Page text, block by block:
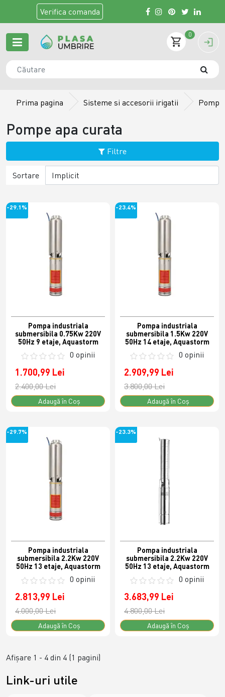
Verifica comanda
0
Prima pagina Sisteme si accesorii irigatii
Pompe apa curata
Filtre
Sortare
-29.1%
Pompa industriala
submersibila 0.75Kw 220V
50Hz 9 etaje, Aquastorm
0 opinii
1.700,99 Lei
2.400,00 Lei
Adaugă în Coş
-23.4%
Pompa industriala
submersibila 1.5Kw 220V
50Hz 14 etaje, Aquastorm
0 opinii
2.909,99 Lei
3.800,00 Lei
Adaugă în Coş
-29.7%
Pompa industriala
submersibila 2.2Kw 220V
50Hz 13 etaje, Aquastorm
0 opinii
2.813,99 Lei
4.000,00 Lei
Adaugă în Coş
-23.3%
Pompa industriala
submersibila 2.2Kw 220V
50Hz 13 etaje, Aquastorm
0 opinii
3.683,99 Lei
4.800,00 Lei
Adaugă în Coş
Afişare 1 - 4 din 4 (1 pagini)
Link-uri utile